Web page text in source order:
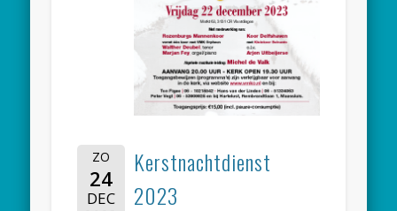
ZO
24
DEC
Kerstnachtdienst
2023